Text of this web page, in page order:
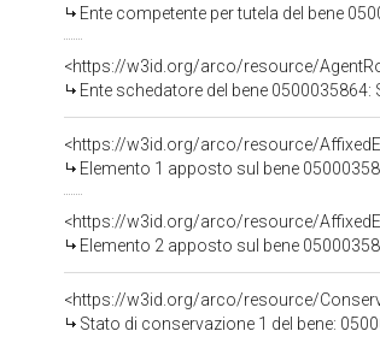
Ente competente per tutela del bene
<https://w3id.org/arco/resource/
Ente schedatore del bene
<https://w3id.org/arco/resource/
Elemento 1 apposto sul bene
<https://w3id.org/arco/resource/
Elemento 2 apposto sul bene
<https://w3id.org/arco/resource/
Stato di conservazione 1 del bene: